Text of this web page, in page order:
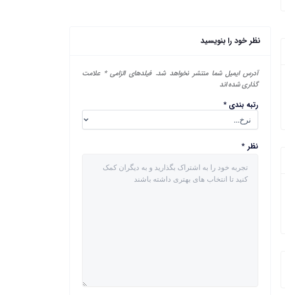
نظر خود را بنویسید
آدرس ایمیل شما منتشر نخواهد شد. فیلدهای الزامی* علامت
گذاری شده اند
رتبه بندی*
نظر *